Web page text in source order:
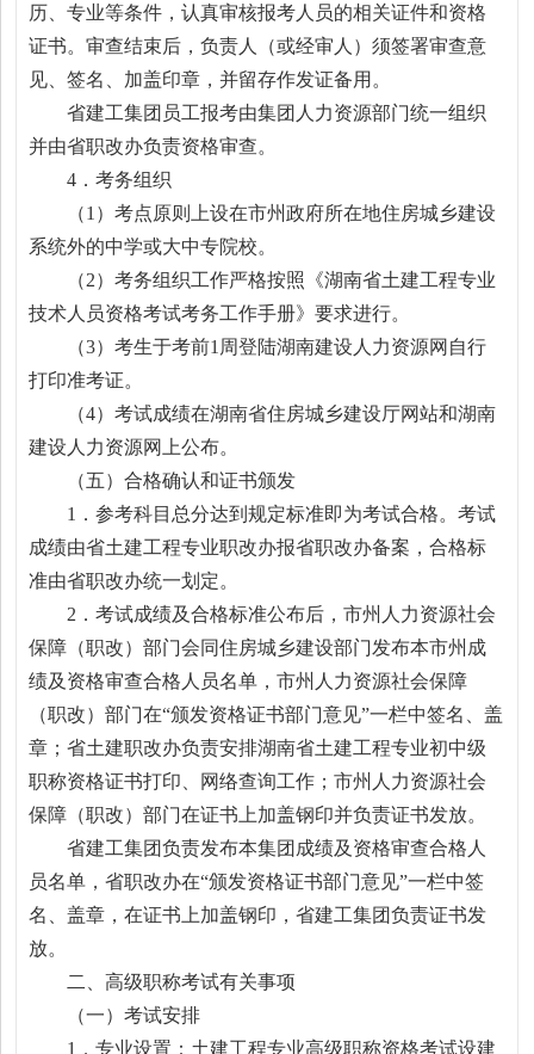
历、专业等条件，认真审核报考人员的相关证件和资格
证书。审查结束后，负责人（或经审人）须签署审查意
见、签名、加盖印章，并留存作发证备用。
省建工集团员工报考由集团人力资源部门统一组织
并由省职改办负责资格审查。
4．考务组织
（1）考点原则上设在市州政府所在地住房城乡建设
系统外的中学或大中专院校。
（2）考务组织工作严格按照《湖南省土建工程专业
技术人员资格考试考务工作手册》要求进行。
（3）考生于考前1周登陆湖南建设人力资源网自行
打印准考证。
（4）考试成绩在湖南省住房城乡建设厅网站和湖南
建设人力资源网上公布。
（五）合格确认和证书颁发
1．参考科目总分达到规定标准即为考试合格。考试
成绩由省土建工程专业职改办报省职改办备案，合格标
准由省职改办统一划定。
2．考试成绩及合格标准公布后，市州人力资源社会
保障（职改）部门会同住房城乡建设部门发布本市州成
绩及资格审查合格人员名单，市州人力资源社会保障
（职改）部门在“颁发资格证书部门意见”一栏中签名、盖
章；省土建职改办负责安排湖南省土建工程专业初中级
职称资格证书打印、网络查询工作；市州人力资源社会
保障（职改）部门在证书上加盖钢印并负责证书发放。
省建工集团负责发布本集团成绩及资格审查合格人
员名单，省职改办在“颁发资格证书部门意见”一栏中签
名、盖章，在证书上加盖钢印，省建工集团负责证书发
放。
二、高级职称考试有关事项
（一）考试安排
1．专业设置：土建工程专业高级职称资格考试设建